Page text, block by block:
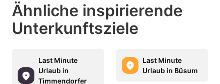
Ähnliche inspirierende
Unterkunftsziele
Last Minute
Urlaub in
Timmendorfer
Last Minute
Urlaub in Büsum